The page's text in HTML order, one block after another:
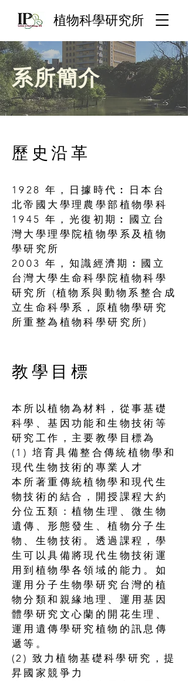
​植物科學研究所
系所簡介
歷史沿革
1928 年，日據時代︰日本台
北帝國大學理農學部植物學科
1945 年，光復初期︰國立台
灣大學理學院植物學系及植物
學研究所
2003 年，知識經濟期︰國立
台灣大學生命科學院植物科學
研究所 (植物系與動物系整合成
立生命科學系，原植物學研究
所重整為植物科學研究所)
​教學目標
本所以植物為材料，從事基礎
科學、基因功能和生物技術等
研究工作，主要教學目標為
(1) 培育具備整合傳統植物學和
現代生物技術的專業人才
本所著重傳統植物學和現代生
物技術的結合，開授課程大約
分位五類：植物生理、微生物
遺傳、形態發生、植物分子生
物、生物技術。透過課程，學
生可以具備將現代生物技術運
用到植物學各領域的能力。如
運用分子生物學研究台灣的植
物分類和親緣地理、運用基因
體學研究文心蘭的開花生理、
運用遺傳學研究植物的訊息傳
遞等。
(2) 致力植物基礎科學研究，提
昇國家競爭力